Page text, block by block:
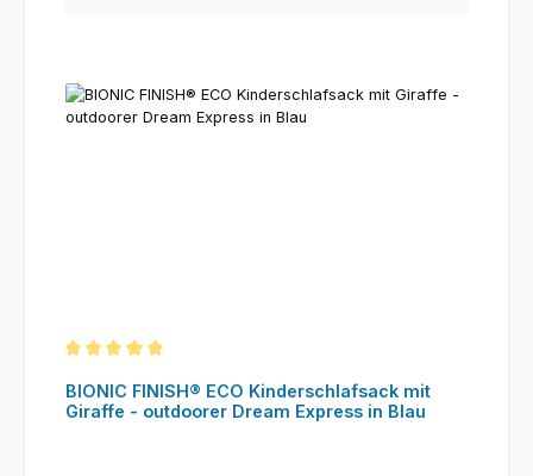
BIONIC FINISH® ECO Kinderschlafsack mit
Giraffe - outdoorer Dream Express in Blau